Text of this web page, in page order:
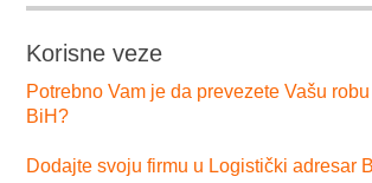
Korisne veze
Potrebno Vam je da prevezete Vašu
BiH?
Dodajte svoju firmu u Logistički adresar